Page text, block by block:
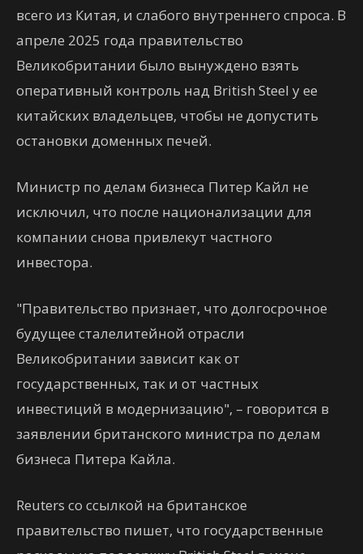
всего из Китая, и слабого внутреннего спроса. В
апреле 2025 года правительство
Великобритании было вынуждено взять
оперативный контроль над British Steel у ее
китайских владельцев, чтобы не допустить
остановки доменных печей.
Министр по делам бизнеса Питер Кайл не
исключил, что после национализации для
компании снова привлекут частного
инвестора.
"Правительство признает, что долгосрочное
будущее сталелитейной отрасли
Великобритании зависит как от
государственных, так и от частных
инвестиций в модернизацию", – говорится в
заявлении британского министра по делам
бизнеса Питера Кайла.
Reuters со ссылкой на британское
правительство пишет, что государственные